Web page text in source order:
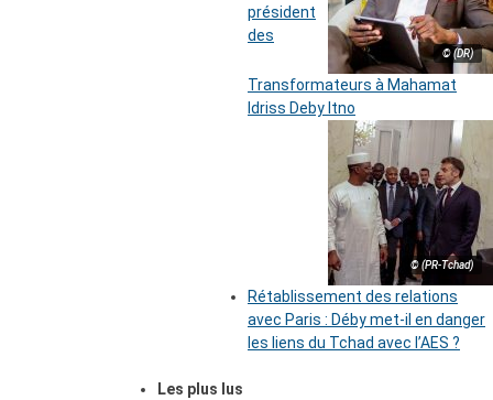
© (DR)
président
des
Transformateurs à Mahamat
Idriss Deby Itno
© (PR-Tchad)
Rétablissement des relations
avec Paris : Déby met-il en danger
les liens du Tchad avec l’AES ?
Les plus lus